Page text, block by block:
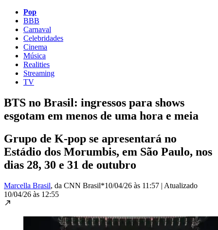
Pop
BBB
Carnaval
Celebridades
Cinema
Música
Realities
Streaming
TV
BTS no Brasil: ingressos para shows
esgotam em menos de uma hora e meia
Grupo de K-pop se apresentará no
Estádio dos Morumbis, em São Paulo, nos
dias 28, 30 e 31 de outubro
Marcella Brasil, da CNN Brasil*10/04/26 às 11:57 | Atualizado
10/04/26 às 12:55